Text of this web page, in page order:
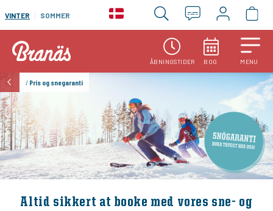
ÅBNINGSTIDER BOG MENU
/ Pris og snegaranti
VINTER SOMMER
Altid sikkert at booke med vores sne- og